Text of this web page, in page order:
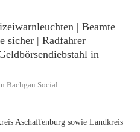
| Beamte
sicher | Radfahrer
in
Bachgau.Social
Aschaffenburg sowie Landkreis